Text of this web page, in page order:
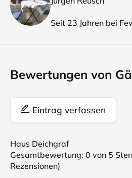
Seit 23 Jahren bei
Bewertungen von
Eintrag verfassen
Haus Deichgraf
Gesamtbewertung: 0 von 5
Rezensionen)